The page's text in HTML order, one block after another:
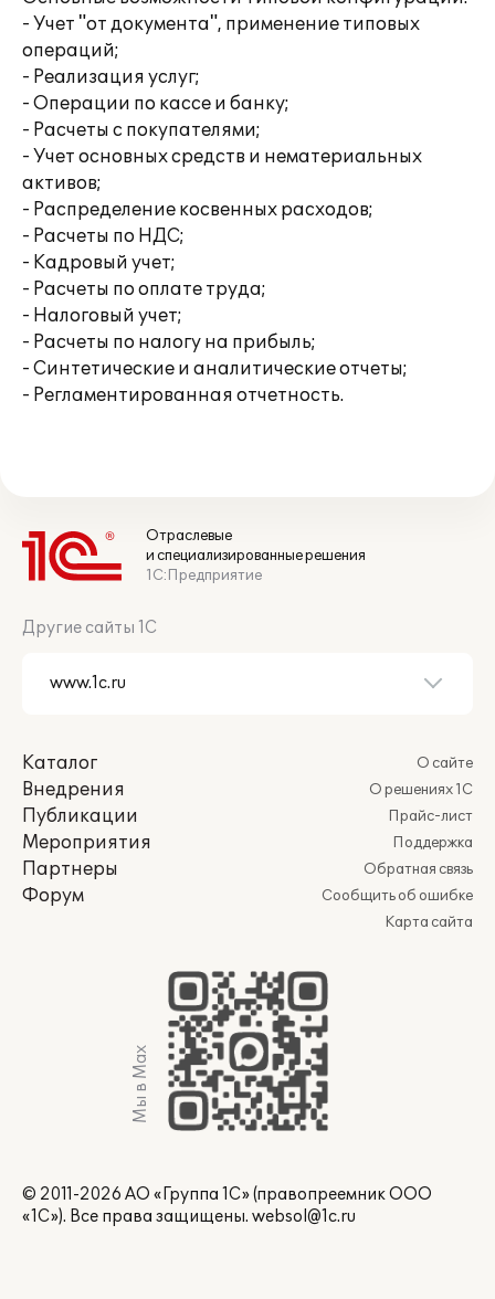
- Учет "от документа", применение типовых
операций;
- Реализация услуг;
- Операции по кассе и банку;
- Расчеты с покупателями;
- Учет основных средств и нематериальных
активов;
- Распределение косвенных расходов;
- Расчеты по НДС;
- Кадровый учет;
- Расчеты по оплате труда;
- Налоговый учет;
- Расчеты по налогу на прибыль;
- Синтетические и аналитические отчеты;
- Регламентированная отчетность.
Отраслевые
и специализированные решения
1С:Предприятие
Другие сайты 1С
Каталог
Внедрения
Публикации
Мероприятия
Партнеры
Форум
О сайте
О решениях 1С
Прайс-лист
Поддержка
Обратная связь
Сообщить об ошибке
Карта сайта
Мы в Max
© 2011-2026 АО «Группа 1С» (правопреемник ООО
«1С»). Все права защищены. websol@1c.ru